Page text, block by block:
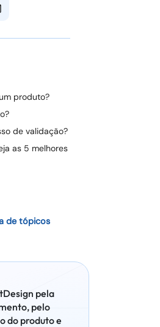
e possui pós-
de TI e Digital
produto?
de validação?
as 5 melhores
de tópicos
pela
pelo
do produto e